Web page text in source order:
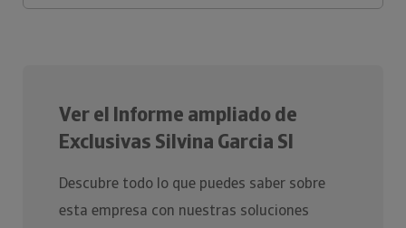
Ver el Informe ampliado de
Exclusivas Silvina Garcia Sl
Descubre todo lo que puedes saber sobre
esta empresa con nuestras soluciones